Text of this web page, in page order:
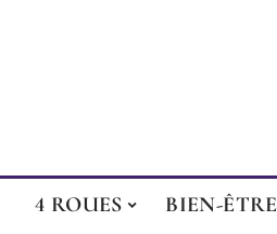
4 ROUES BIEN-ÊTRE